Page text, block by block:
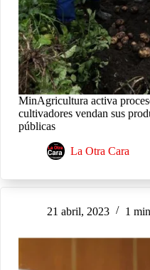
MinAgricultura activa
cultivadores vendan sus
públicas
La Otra Cara
21 abril, 2023 1 min